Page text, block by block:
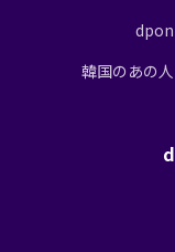
韓国のあの